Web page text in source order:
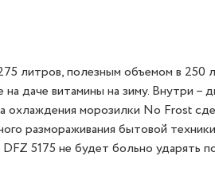
литров, полезным объемом в 250
даче витамины на зиму. Внутри –
морозилки No Frost
размораживания бытовой
5175 не будет больно ударять